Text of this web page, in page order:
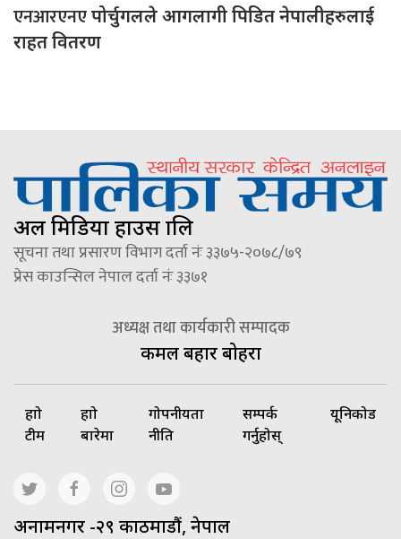
एनआरएनएपोर्चुगलले आगलागी पिडित नेपालीहरुलाई
राहत वितरण
अल मिडिया हाउस प्रालि
सूचना तथा प्रसारण विभाग दर्ता नंः ३३७५-२०७८/७९
प्रेस काउन्सिल नेपाल दर्ता नंः ३३७१
अध्यक्ष तथा कार्यकारी सम्पादक
कमल बहादुर बोहरा
हाम्रो
टीम
हाम्रो
बारेमा
गोपनीयता
नीति
सम्पर्क
गर्नुहोस्
यूनिकोड
अनामनगर -२९ काठमाडौं, नेपाल